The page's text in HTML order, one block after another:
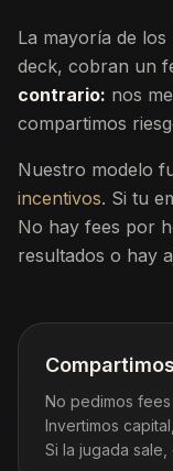
La mayoría de
deck, cobran un
contrario: nos
compartimos
Nuestro modelo
incentivos. Si tu
No hay fees por
resultados o hay
No pedimos
Invertimos
Si la jugada sale,